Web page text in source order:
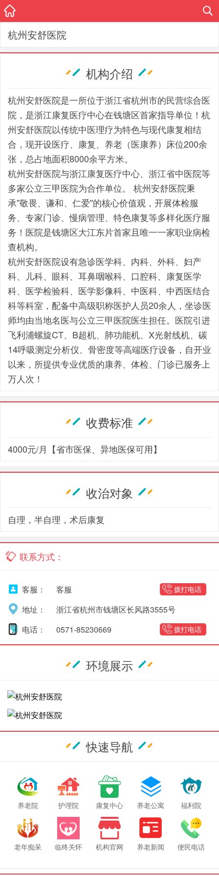
杭州安舒医院
机构介绍
杭州安舒医院是一所位于浙江省杭州市的民营综合医
院，是浙江康复医疗中心在钱塘区首家指导单位！杭
州安舒医院以传统中医理疗为特色与现代康复相结
合，现开设医疗、康复、养老（医康养）床位200余
张，总占地面积8000余平方米。
杭州安舒医院与浙江康复医疗中心、浙江省中医院等
多家公立三甲医院为合作单位。 杭州安舒医院秉
承''敬畏、谦和、仁爱''的核心价值观，开展体检服
务、专家门诊、慢病管理、特色康复等多样化医疗服
务！医院是钱塘区大江东片首家且唯一一家职业病检
查机构。
杭州安舒医院设有急诊医学科、内科、外科、妇产
科、儿科、眼科、耳鼻咽喉科、口腔科、康复医学
科、医学检验科、医学影像科、中医科、中西医结合
科等科室，配备中高级职称医护人员20余人，坐诊医
师均由当地名医与公立三甲医院医生担任。医院引进
飞利浦螺旋CT、B超机、肺功能机、X光射线机、碳
14呼吸测定分析仪、骨密度等高端医疗设备，自开业
以来，所提供专业优质的康养、体检、门诊已服务上
万人次！
收费标准
4000元/月【省市医保、异地医保可用】
收治对象
自理，半自理，术后康复
联系方式：
客服： 拨打电话
客服
地址：
浙江省杭州市钱塘区长风路3555号
电话：
拨打电话
0571-85230669
环境展示
快速导航
养老院 护理院 康复中心 养老公寓 福利院
老年痴呆 临终关怀 机构官网 养老新闻 便民电话